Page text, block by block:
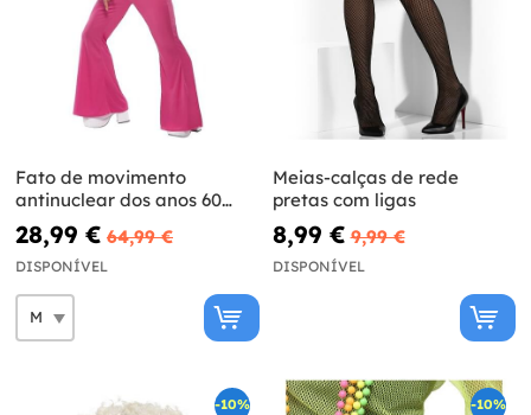
Fato de movimento
antinuclear dos anos 60
para homem
28,99 € 64,99 €
DISPONÍVEL
Meias-calças de rede
pretas com ligas
8,99 € 9,99 €
DISPONÍVEL
-10% -10%